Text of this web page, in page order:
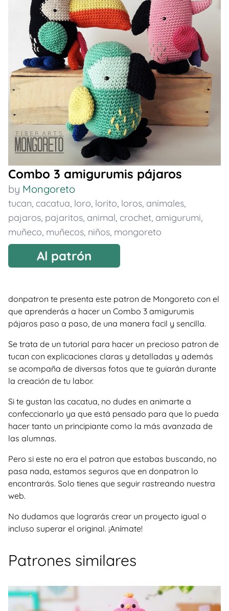
Combo 3 amigurumis pájaros
by Mongoreto
tucan, cacatua, loro, lorito, loros, animales,
pajaros, pajaritos, animal, crochet, amigurumi,
muñeco, muñecos, niños, mongoreto
Al patrón
donpatron te presenta este patron de Mongoreto con el
que aprenderás a hacer un Combo 3 amigurumis
pájaros paso a paso, de una manera facil y sencilla.
Se trata de un tutorial para hacer un precioso patron de
tucan con explicaciones claras y detalladas y además
se acompaña de diversas fotos que te guiarán durante
la creación de tu labor.
Si te gustan las cacatua, no dudes en animarte a
confeccionarlo ya que está pensado para que lo pueda
hacer tanto un principiante como la más avanzada de
las alumnas.
Pero si este no era el patron que estabas buscando, no
pasa nada, estamos seguros que en donpatron lo
encontrarás. Solo tienes que seguir rastreando nuestra
web.
No dudamos que lograrás crear un proyecto igual o
incluso superar el original. ¡Anímate!
Patrones similares